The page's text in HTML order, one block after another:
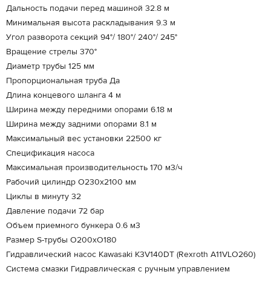
Дальность подачи перед машиной 32.8 м
Минимальная высота раскладывания 9.3 м
Угол разворота секций 94°/ 180°/ 240°/ 245°
Вращение стрелы 370°
Диаметр трубы 125 мм
Пропорциональная труба Да
Длина концевого шланга 4 м
Ширина между передними опорами 6.18 м
Ширина между задними опорами 8.1 м
Максимальный вес установки 22500 кг
Спецификация насоса
Максимальная производительность 170 м3/ч
Рабочий цилиндр O230х2100 мм
Циклы в минуту 32
Давление подачи 72 бар
Объем приемного бункера 0.6 м3
Размер S-трубы O200хO180
Гидравлический насос Kawasaki K3V140DT (Rexroth A11VLO260)
Система смазки Гидравлическая с ручным управлением